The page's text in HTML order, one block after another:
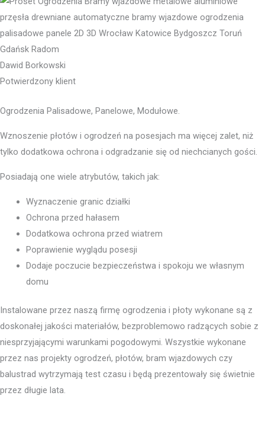
Dawid Borkowski
Potwierdzony klient
Ogrodzenia Palisadowe, Panelowe, Modułowe.
Wznoszenie płotów i ogrodzeń na posesjach ma więcej zalet, niż
tylko dodatkowa ochrona i odgradzanie się od niechcianych gości.
Posiadają one wiele atrybutów, takich jak:
Wyznaczenie granic działki
Ochrona przed hałasem
Dodatkowa ochrona przed wiatrem
Poprawienie wyglądu posesji
Dodaje poczucie bezpieczeństwa i spokoju we własnym
domu
Instalowane przez naszą firmę ogrodzenia i płoty wykonane są z
doskonałej jakości materiałów, bezproblemowo radzących sobie z
niesprzyjającymi warunkami pogodowymi. Wszystkie wykonane
przez nas projekty ogrodzeń, płotów, bram wjazdowych czy
balustrad wytrzymają test czasu i będą prezentowały się świetnie
przez długie lata.